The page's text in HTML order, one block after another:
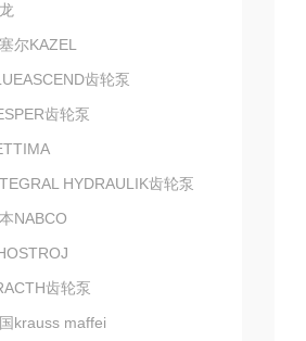
尔KAZEL
齿轮泵
齿轮泵
HYDRAULIK齿轮泵
NABCO
齿轮泵
krauss maffei